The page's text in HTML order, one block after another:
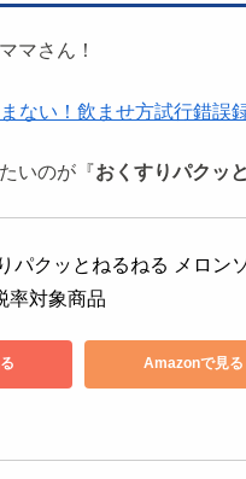
マさん！
ない！飲ませ方試行錯誤
いのが『おくすりパクッ
パクッとねるねる メロン
率対象商品
Amazonで見る